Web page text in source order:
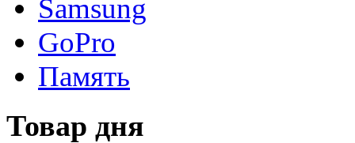
Samsung
GoPro
Память
Товар дня